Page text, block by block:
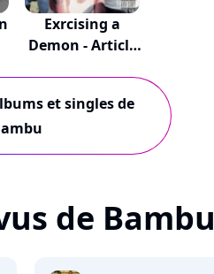
Exrcising a
Demon - Article
et singles de
de Bambu